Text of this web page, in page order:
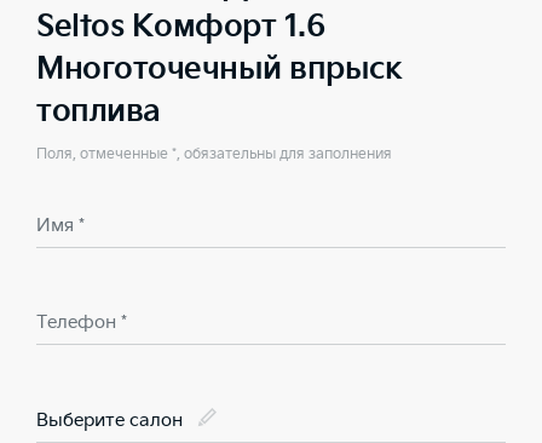
Seltos Комфорт 1.6
Многоточечный впрыск
топлива
Поля, отмеченные *, обязательны для заполнения
Имя *
Телефон *
Выберите салон